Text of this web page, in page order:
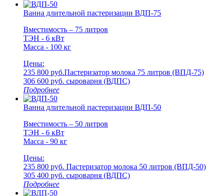
Ванна длительной пастеризации ВДП-75
Вместимость – 75 литров
ТЭН - 6 кВт
Масса - 100 кг
Цены:
235 800 руб.Пастеризатор молока 75 литров (ВПД-75)
306 600 руб. cыроварня (ВДПС)
Подробнее
Ванна длительной пастеризации ВДП-50
Вместимость – 50 литров
ТЭН - 6 кВт
Масса - 90 кг
Цены:
235 800 руб. Пастеризатор молока 50 литров (ВПД-50)
305 400 руб. cыроварня (ВДПС)
Подробнее